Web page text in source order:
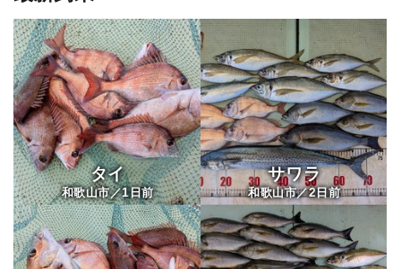
タイ
和歌山市／1日前
サワラ
和歌山市／2日前